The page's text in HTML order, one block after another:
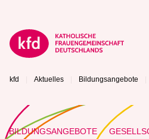
kfd Aktuelles Bildungsangebote
BILDUNGSANGEBOTE